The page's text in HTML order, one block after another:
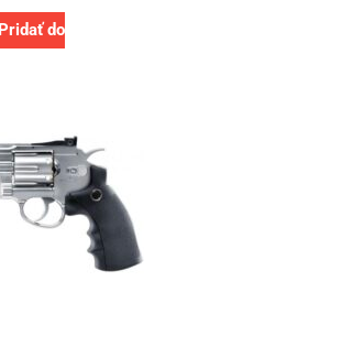
Pridať do